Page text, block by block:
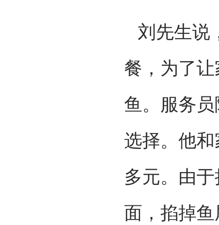
刘先生说
餐，为了
鱼。服务
选择。他
多元。由
面，掐掉